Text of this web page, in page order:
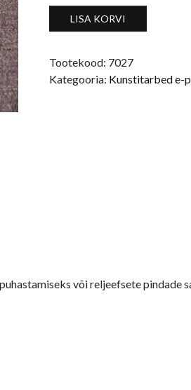
Maalinuga #3 kogus
LISA KORVI
Tootekood: 7027
Kategooria: Kunstitarbed e-
või reljeefsete pindade